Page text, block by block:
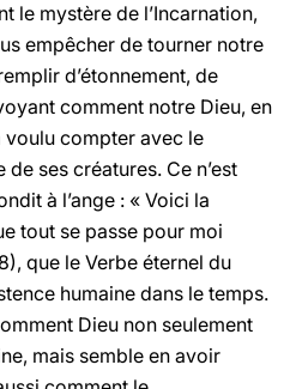
le mystère de l’Incarnation,
empêcher de tourner notre
d’étonnement, de
comment notre Dieu, en
voulu compter avec le
ses créatures. Ce n’est
à l’ange : « Voici la
tout se passe pour moi
que le Verbe éternel du
humaine dans le temps.
Dieu non seulement
mais semble en avoir